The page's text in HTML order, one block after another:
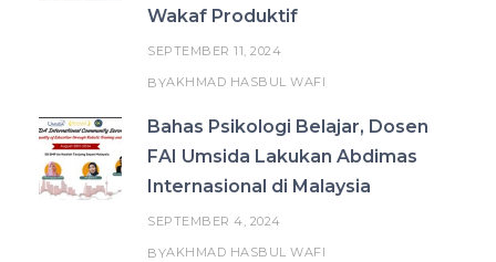
Wakaf Produktif
SEPTEMBER 11, 2024
BYAKHMAD HASBUL WAFI
Bahas Psikologi Belajar, Dosen
FAI Umsida Lakukan Abdimas
Internasional di Malaysia
SEPTEMBER 4, 2024
BYAKHMAD HASBUL WAFI